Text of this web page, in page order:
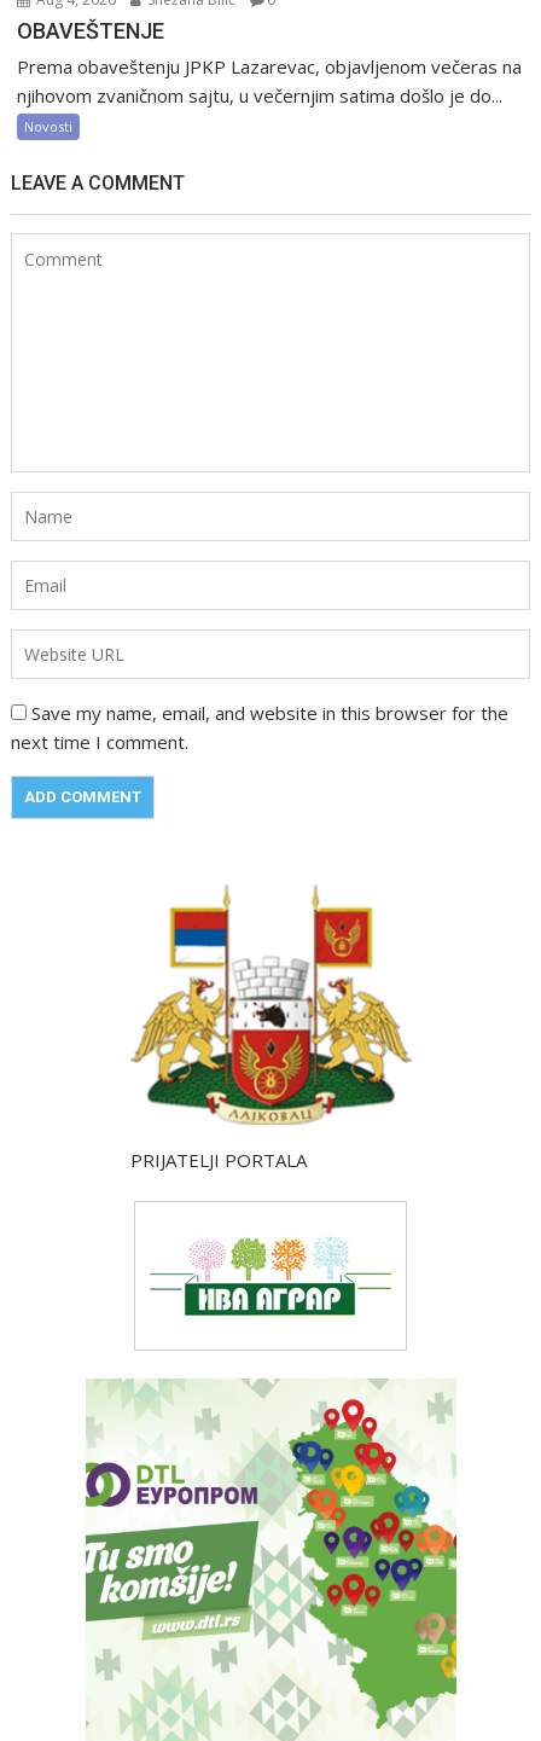
OBAVEŠTENJE
Prema obaveštenju JPKP Lazarevac, objavljenom večeras na
njihovom zvaničnom sajtu, u večernjim satima došlo je do...
Novosti
LEAVE A COMMENT
Save my name, email, and website in this browser for the
next time I comment.
PRIJATELJI PORTALA